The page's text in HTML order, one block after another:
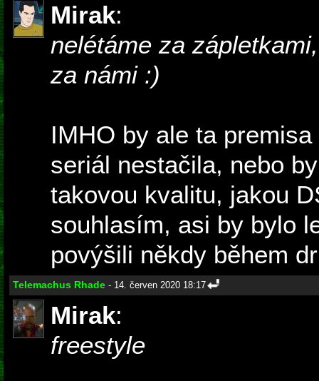
Mirak:
nelétáme za
za námi :)
IMHO by ale ta
seriál nestačila, nebo
takovou kvalitu, jakou
souhlasím, asi by bylo
povýšili někdy během
Telemachus Rhade - 14. červen 2020 18:17
Mirak:
freestyle